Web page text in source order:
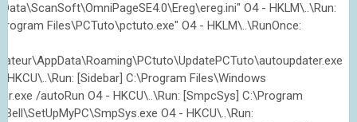
O4 - HKLM\..\Run:
Files\PCTuto\pctuto.exe" O4 - HKLM\..\RunOnce:
HKCU\..\Run: [Sidebar] C:\Program Files\Windows
/autoRun O4 - HKCU\..\Run: [SmpcSys] C:\Program
O4 - HKCU\..\Run: